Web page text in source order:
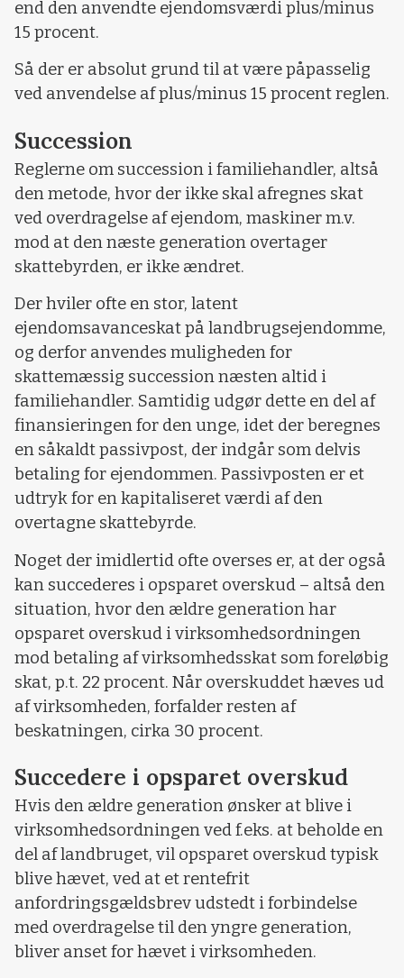
end den anvendte ejendomsværdi plus/minus
15 procent.
Så der er absolut grund til at være påpasselig
ved anvendelse af plus/minus 15 procent reglen.
Succession
Reglerne om succession i familiehandler, altså
den metode, hvor der ikke skal afregnes skat
ved overdragelse af ejendom, maskiner m.v.
mod at den næste generation overtager
skattebyrden, er ikke ændret.
Der hviler ofte en stor, latent
ejendomsavanceskat på landbrugsejendomme,
og derfor anvendes muligheden for
skattemæssig succession næsten altid i
familiehandler. Samtidig udgør dette en del af
finansieringen for den unge, idet der beregnes
en såkaldt passivpost, der indgår som delvis
betaling for ejendommen. Passivposten er et
udtryk for en kapitaliseret værdi af den
overtagne skattebyrde.
Noget der imidlertid ofte overses er, at der også
kan succederes i opsparet overskud – altså den
situation, hvor den ældre generation har
opsparet overskud i virksomhedsordningen
mod betaling af virksomhedsskat som foreløbig
skat, p.t. 22 procent. Når overskuddet hæves ud
af virksomheden, forfalder resten af
beskatningen, cirka 30 procent.
Succedere i opsparet overskud
Hvis den ældre generation ønsker at blive i
virksomhedsordningen ved f.eks. at beholde en
del af landbruget, vil opsparet overskud typisk
blive hævet, ved at et rentefrit
anfordringsgældsbrev udstedt i forbindelse
med overdragelse til den yngre generation,
bliver anset for hævet i virksomheden.